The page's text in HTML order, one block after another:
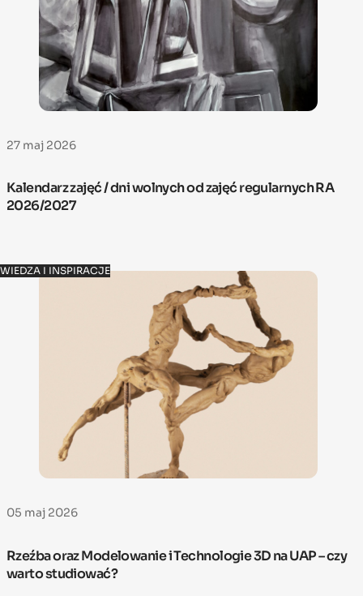
27 maj 2026
Kalendarz zajęć / dni wolnych od zajęć regularnych RA
2026/2027
WIEDZA I INSPIRACJE
05 maj 2026
Rzeźba oraz Modelowanie i Technologie 3D na UAP – czy
warto studiować?